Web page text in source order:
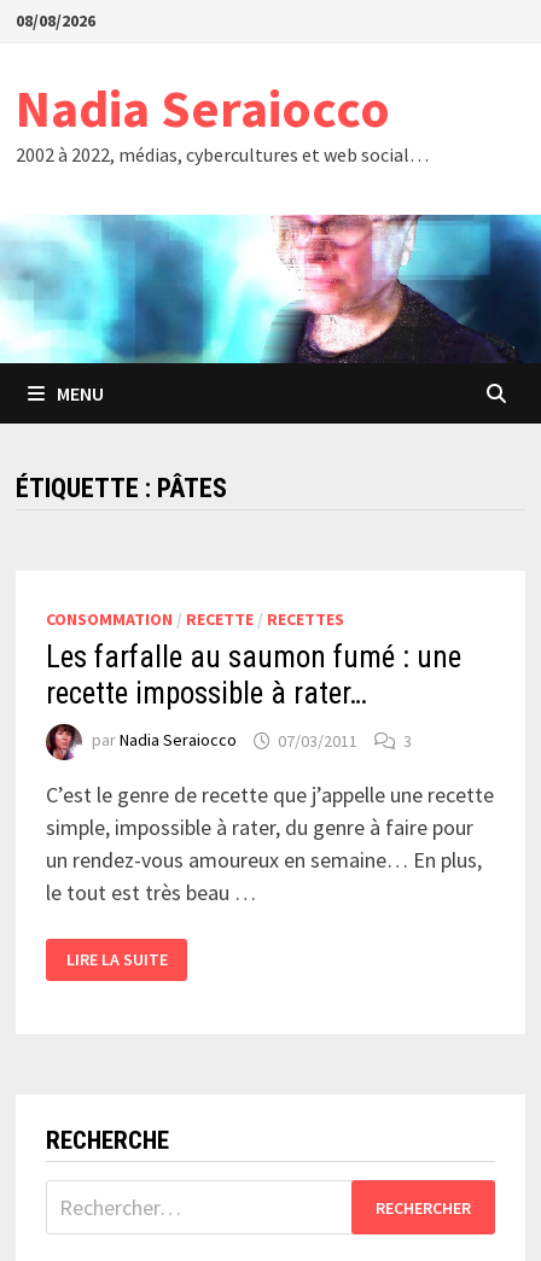
Passer
08/08/2026
Nadia Seraiocco
2002 à 2022, médias, cybercultures et web social…
MENU
ÉTIQUETTE : PÂTES
CONSOMMATION / RECETTE/ RECETTES
Les farfalle au saumon fumé : une
recette impossible à rater…
parNadia Seraiocco 07/03/2011 3
C’est le genre de recette que j’appelle une recette
simple, impossible à rater, du genre à faire pour
un rendez-vous amoureux en semaine… En plus,
le tout est très beau …
FARFALLE
AU
LIRE LA SUITE
RECHERCHE
Rechercher :